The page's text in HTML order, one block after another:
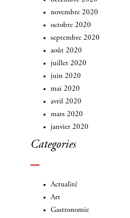
novembre 2020
octobre 2020
septembre 2020
août 2020
juillet 2020
juin 2020
mai 2020
avril 2020
mars 2020
janvier 2020
Categories
Actualité
Art
Gastronomie